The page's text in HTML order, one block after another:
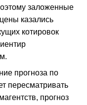
заложенные
казались
котировок
прогноза по
пересматривать
прогноз